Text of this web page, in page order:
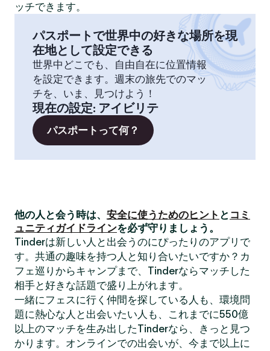
ッチできます。
パスポートで世界中の好きな場所を現
在地として設定できる
世界中どこでも、自由自在に位置情報
を設定できます。週末の旅先でのマッ
チを、いま、見つけよう！
現在の設定: アイビリテ
パスポートって何？
他の人と会う時は、 安全に使うためのヒント と コミ
ュニティガイドラインを必ず守りましょう。
Tinderは新しい人と出会うのにぴったりのアプリで
す。共通の趣味を持つ人と知り合いたいですか？カ
フェ巡りからキャンプまで、Tinderならマッチした
相手と好きな話題で盛り上がれます。
一緒にフェスに行く仲間を探している人も、環境問
題に熱心な人と出会いたい人も、これまでに550億
以上のマッチを生み出したTinderなら、きっと見つ
かります。オンラインでの出会いが、今まで以上に